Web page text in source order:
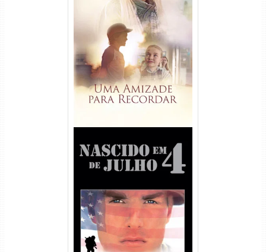
Uma Amizade para Recordar
Torrent (2025) WEB-DL 1080p
Dual Áudio
Nascido em 4 de Julho
Torrent (1989) WEB-DL 1080p
Dual Áudio